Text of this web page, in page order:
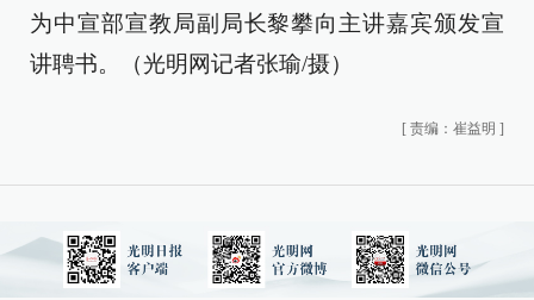
为中宣部宣教局副局长黎攀向主讲嘉宾颁发宣
讲聘书。（光明网记者张瑜/摄）
[ 责编：崔益明 ]